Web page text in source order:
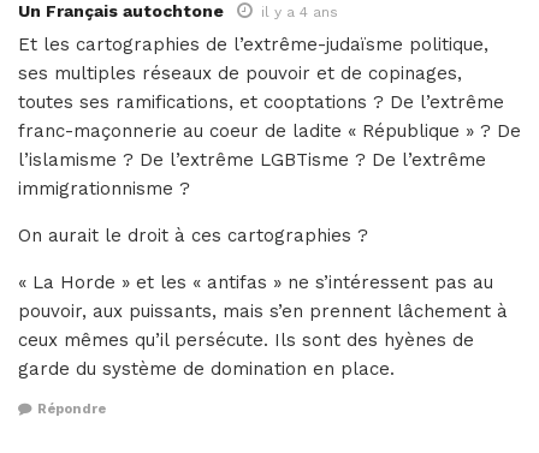
Un Français autochtone il y a 4 ans
Et les cartographies de l’extrême-judaïsme politique,
ses multiples réseaux de pouvoir et de copinages,
toutes ses ramifications, et cooptations ? De l’extrême
franc-maçonnerie au coeur de ladite « République » ? De
l’islamisme ? De l’extrême LGBTisme ? De l’extrême
immigrationnisme ?
On aurait le droit à ces cartographies ?
« La Horde » et les « antifas » ne s’intéressent pas au
pouvoir, aux puissants, mais s’en prennent lâchement à
ceux mêmes qu’il persécute. Ils sont des hyènes de
garde du système de domination en place.
Répondre